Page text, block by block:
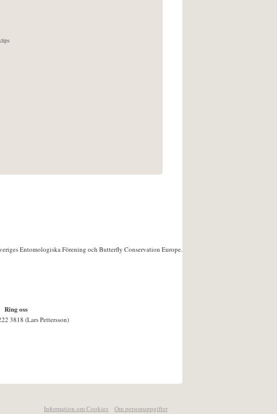
Entomologiska Förening och Butterfly Conservation Europe.
Ring oss
3818 (Lars Pettersson)
Information om Cookies Om personuppgifter